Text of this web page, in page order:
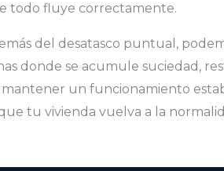
todo fluye correctamente.
del desatasco puntual,
donde se acumule suciedad,
mantener un funcionamiento
tu vivienda vuelva a la